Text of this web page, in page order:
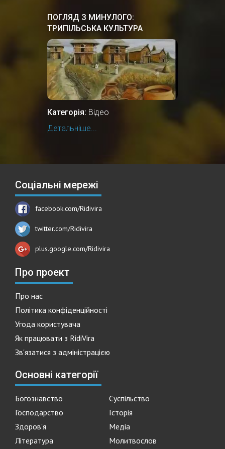
ПОГЛЯД З МИНУЛОГО:
ТРИПІЛЬСЬКА КУЛЬТУРА
Категорія: Відео
Детальніше...
Соціальні мережі
facebook.com/Ridivira
twitter.com/Ridivira
plus.google.com/Ridivira
Про проект
Про нас
Політика конфіденційності
Угода користувача
Як працювати з RidiVira
Зв'язатися з адміністрацією
Основні категорії
Богознавство
Суспільство
Господарство
Історія
Здоров'я
Медіа
Література
Молитвослов